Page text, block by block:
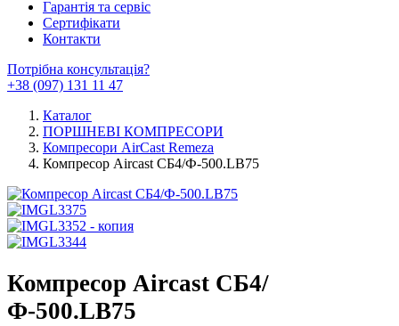
Гарантія та сервіс
Сертифікати
Контакти
Потрібна консультація?
+38 (097) 131 11 47
Каталог
ПОРШНЕВІ КОМПРЕСОРИ
Компресори AirCast Remeza
Компресор Aircast CБ4/Ф-500.LB75
Компресор Aircast CБ4/
Ф-500.LB75